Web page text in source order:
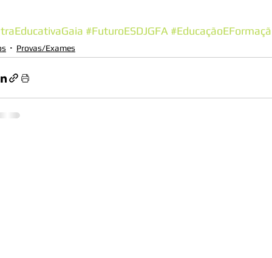
#FuturoESDJGFA
Provas/Exames